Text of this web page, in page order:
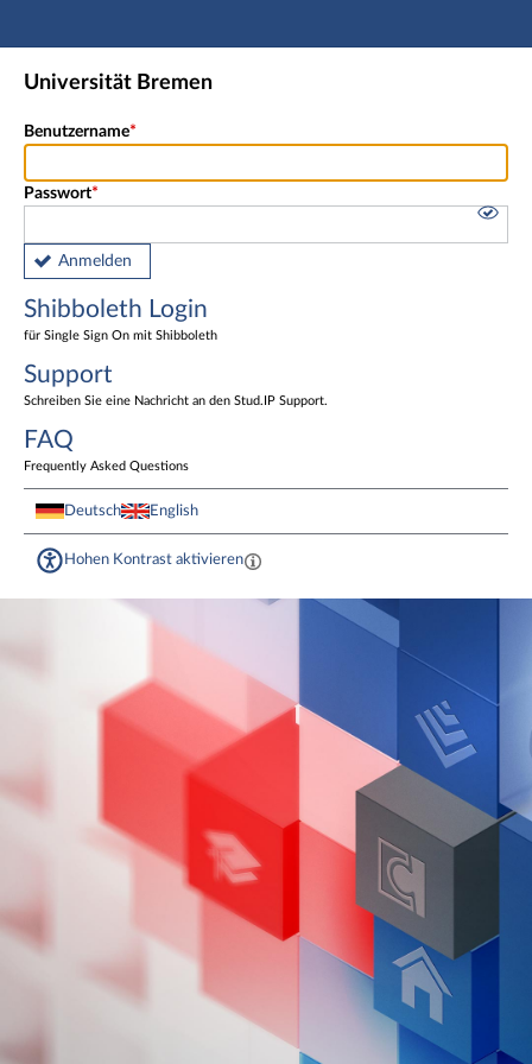
Hauptnavigation
Shibboleth Login
Universität Bremen
Benutzername
Passwort
Anmelden
Shibboleth Login
für Single Sign On mit Shibboleth
Support
Schreiben Sie eine Nachricht an den Stud.IP Support.
FAQ
Frequently Asked Questions
Deutsch English
Hohen Kontrast aktivieren